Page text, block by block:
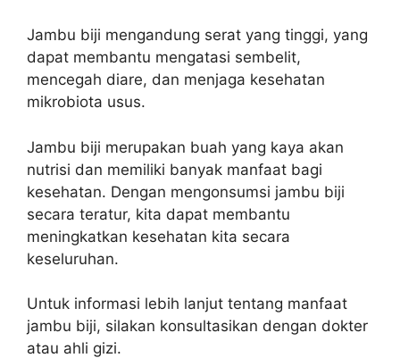
Jambu biji mengandung serat yang tinggi, yang
dapat membantu mengatasi sembelit,
mencegah diare, dan menjaga kesehatan
mikrobiota usus.
Jambu biji merupakan buah yang kaya akan
nutrisi dan memiliki banyak manfaat bagi
kesehatan. Dengan mengonsumsi jambu biji
secara teratur, kita dapat membantu
meningkatkan kesehatan kita secara
keseluruhan.
Untuk informasi lebih lanjut tentang manfaat
jambu biji, silakan konsultasikan dengan dokter
atau ahli gizi.